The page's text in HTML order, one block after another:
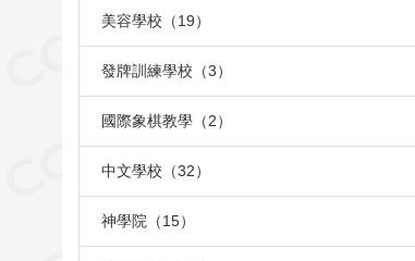
美容學校（19）
發牌訓練學校（3）
國際象棋教學（2）
中文學校（32）
神學院（15）